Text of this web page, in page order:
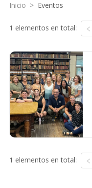
Inicio > Eventos
1 elementos en total:
1 elementos en total: